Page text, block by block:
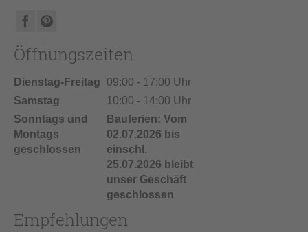
Öffnungszeiten
Dienstag-Freitag
09:00 - 17:00 Uhr
Samstag
10:00 - 14:00 Uhr
Sonntags und
Montags
geschlossen
Bauferien: Vom
02.07.2026 bis
einschl.
25.07.2026 bleibt
unser Geschäft
geschlossen
Empfehlungen